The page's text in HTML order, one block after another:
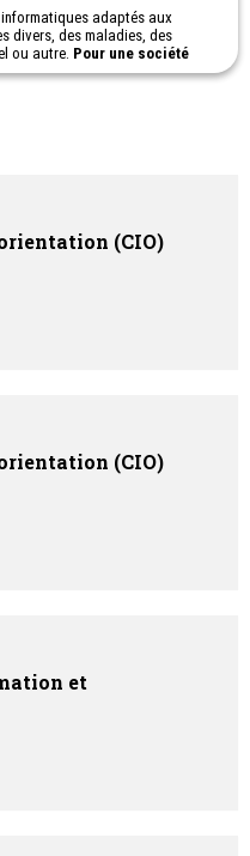
adaptés aux
divers, des maladies, des
ou autre. Pour une société
(CIO)
(CIO)
et